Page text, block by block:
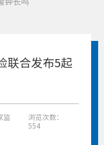
钟长鸣
联合发布5起
监
浏览次数：
554